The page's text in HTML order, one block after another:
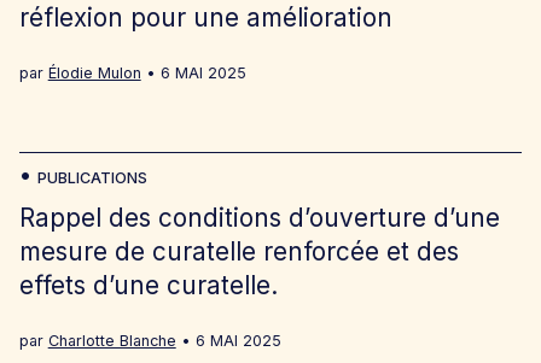
réflexion pour une amélioration
par Élodie Mulon 6 MAI 2025
Rappel des conditions d’ouverture d’une
mesure de curatelle renforcée et des
effets d’une curatelle.
par Charlotte Blanche 6 MAI 2025
PUBLICATIONS